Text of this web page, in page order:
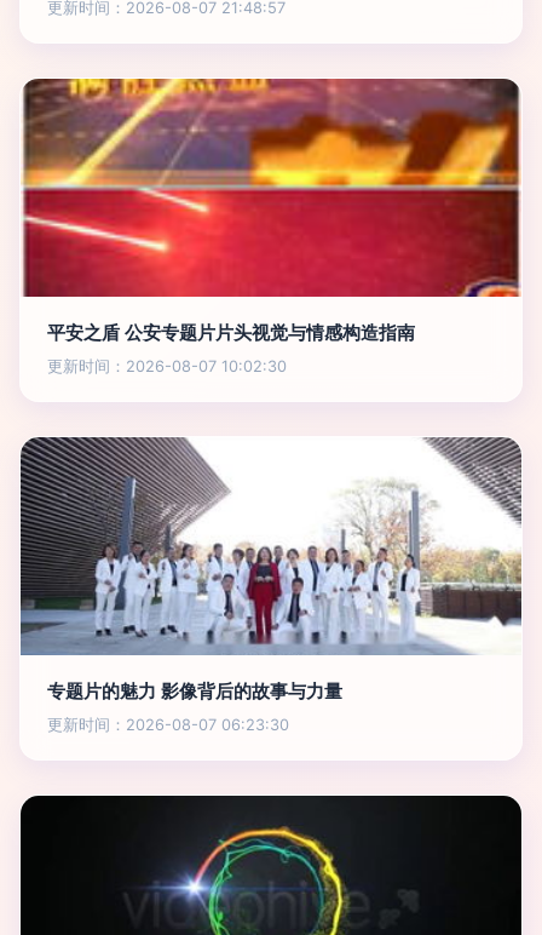
更新时间：2026-08-07 21:48:57
平安之盾 公安专题片片头视觉与情感构造指南
更新时间：2026-08-07 10:02:30
专题片的魅力 影像背后的故事与力量
更新时间：2026-08-07 06:23:30